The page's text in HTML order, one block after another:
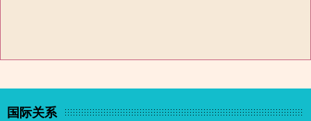
国际关系